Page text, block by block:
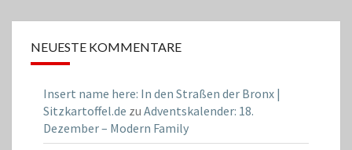
NEUESTE KOMMENTARE
Insert name here: In den Straßen der Bronx |
Sitzkartoffel.de zu Adventskalender: 18.
Dezember – Modern Family